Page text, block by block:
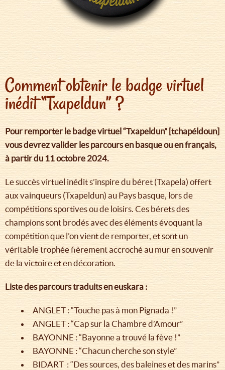
Comment obtenir le badge virtuel
inédit “Txapeldun” ?
Pour remporter le badge virtuel “Txapeldun” [tchapéldoun]
vous devrez valider les parcours en basque ou en français,
à partir du 11 octobre 2024.
Le succès virtuel inédit s’inspire du béret (Txapela) offert
aux vainqueurs (Txapeldun) au Pays basque, lors de
compétitions sportives ou de loisirs. Ces bérets des
champions sont brodés avec des éléments évoquant la
compétition que l’on vient de remporter, et sont un
véritable trophée fièrement accroché au mur en souvenir
de la victoire et en décoration.
Liste des parcours traduits en euskara :
ANGLET : “Touche pas à mon Pignada !”
ANGLET : “Cap sur la Chambre d’Amour”
BAYONNE : “Bayonne a trouvé la fève !”
BAYONNE : “Chacun cherche son style”
BIDART : “Des sources, des baleines et des marins”